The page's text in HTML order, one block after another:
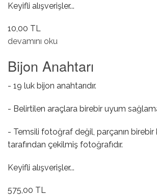
Keyifli alışverişler...
10,00 TL
Döşeme Ve Kaput Keçe Klipsi hakkında
devamını oku
Bijon Anahtarı
- 19 luk bijon anahtarıdır.
- Belirtilen araçlara birebir uyum
- Temsili fotoğraf değil, parçanın birebir
tarafından çekilmiş fotoğrafıdır.
Keyifli alışverişler...
575,00 TL